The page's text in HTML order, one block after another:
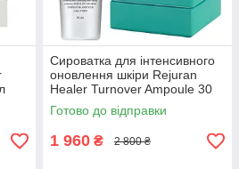
Сироватка для інтенсивного
оновлення шкіри Rejuran
Healer Turnover Ampoule 30
мл
Готово до відправки
1 960 ₴ 2 800 ₴